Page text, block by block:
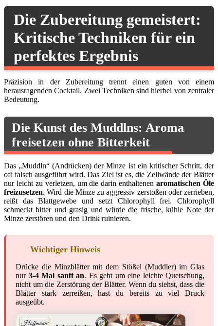
Die Zubereitung gemeistert:
Kritische Techniken für ein
perfektes Ergebnis
Präzision in der Zubereitung trennt einen guten von einem
herausragenden Cocktail. Zwei Techniken sind hierbei von zentraler
Bedeutung.
Die Kunst des Muddlns: Aroma
freisetzen ohne Bitterkeit
Das „Muddln“ (Andrücken) der Minze ist ein kritischer Schritt, der
oft falsch ausgeführt wird. Das Ziel ist es, die Zellwände der Blätter
nur leicht zu verletzen, um die darin enthaltenenaromatischen Öle
freizusetzen. Wird die Minze zu aggressiv zerstoßen oder zerrieben,
reißt das Blattgewebe und setzt Chlorophyll frei. Chlorophyll
schmeckt bitter und grasig und würde die frische, kühle Note der
Minze zerstören und den Drink ruinieren.
Wichtiger Hinweis
Drücke die Minzblätter mit dem Stößel (Muddler) im Glas
nur 3-4 Mal sanft an. Es geht um eine leichte Quetschung,
nicht um die Zerstörung der Blätter. Wenn du siehst, dass die
Blätter stark zerreißen, hast du bereits zu viel Druck
ausgeübt.